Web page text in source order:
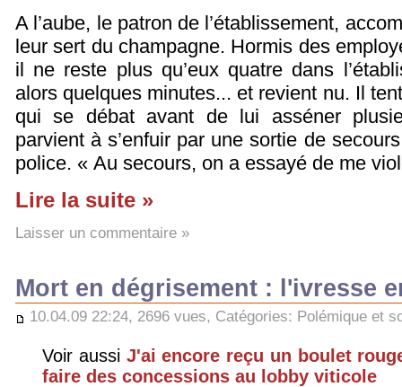
A l’aube, le patron de l’établissement,
leur sert du champagne. Hormis des
il ne reste plus qu’eux quatre dans
alors quelques minutes... et revient nu. Il
qui se débat avant de lui asséner
parvient à s’enfuir par une sortie de
police. « Au secours, on a essayé de me
Lire la suite »
Laisser un commentaire »
Mort en dégrisement : l'ivresse
10.04.09 22:24, 2696 vues, Catégories: Polémique et
Voir aussi J'ai encore reçu un boulet
faire des concessions au lobby viticole